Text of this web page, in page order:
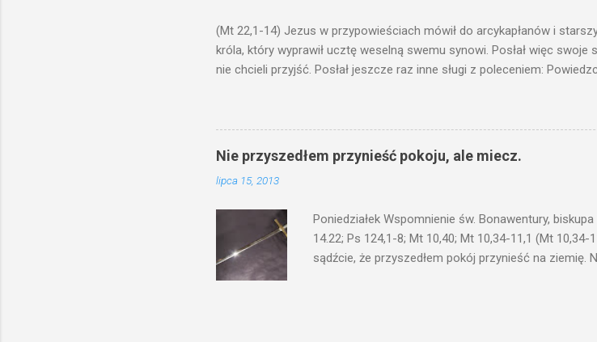
(Mt 22,1-14) Jezus w przypowieściach mówił do arcykapłanów i
króla, który wyprawił ucztę weselną swemu synowi. Posłał więc swoje
nie chcieli przyjść. Posłał jeszcze raz inne sługi z poleceniem:
swoje pole, drugi do swego kupiectwa, a inni pochwycili jego sługi i
gniewem. Posłał swe wojska i kazał wytracić owych zabójców, a
wprawdzie jest gotowa, lecz zaproszeni nie byli jej godni. Idźcie więc
których spotkacie. Słudzy ci wyszli na drogi i sprowadzili wszystkich,
biesiadnikami. Wszedł król, żeby się pr...
Nie przyszedłem przynieść pokoju, ale miecz.
lipca 15, 2013
Poniedziałek Wspomnienie św. Bonawentury,
14.22; Ps 124,1-8; Mt 10,40; Mt 10,34-11,1 (Mt
sądźcie, że przyszedłem pokój przynieść na ziemię.
człowieka jego domownicy. Kto kocha ojca lub